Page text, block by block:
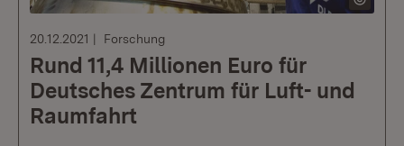
20.12.2021 Forschung
Rund 11,4 Millionen Euro für
Deutsches Zentrum für Luft- und
Raumfahrt